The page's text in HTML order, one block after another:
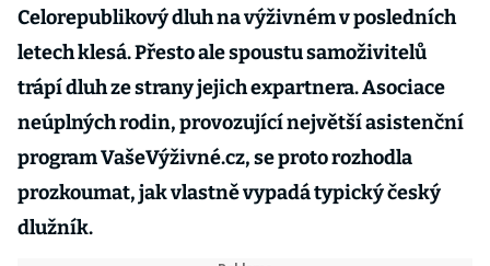
Celorepublikový dluh na výživném v posledních
letech klesá. Přesto ale spoustu samoživitelů
trápí dluh ze strany jejich expartnera. Asociace
neúplných rodin, provozující největší asistenční
program VašeVýživné.cz, se proto rozhodla
prozkoumat, jak vlastně vypadá typický český
dlužník.